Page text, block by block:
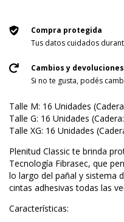
Compra protegida
Tus datos cuidados
Cambios y devoluciones
Si no te gusta, podés
Talle M: 16 Unidades
Talle G: 16 Unidades
Talle XG: 16 Unidades
Plenitud Classic te brinda
Tecnología Fibrasec, que
lo largo del pañal y sistema
cintas adhesivas todas las
Características: